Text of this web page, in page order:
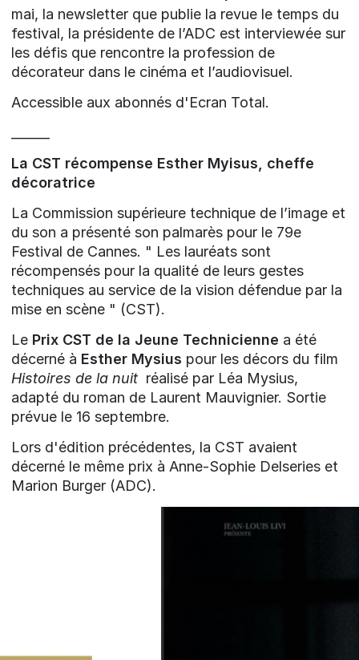
mai, la newsletter que publie la revue le temps du
festival, la présidente de l’ADC est interviewée sur
les défis que rencontre la profession de
décorateur dans le cinéma et l’audiovisuel.
Accessible aux abonnés d'Ecran Total.
La CST récompense Esther Myisus, cheffe
décoratrice
La Commission supérieure technique de l’image et
du son a présenté son palmarès pour le 79e
Festival de Cannes. " Les lauréats sont
récompensés pour la qualité de leurs gestes
techniques au service de la vision défendue par la
mise en scène " (CST).
Le Prix CST de la Jeune Technicienne a été
décerné à Esther Mysius pour les décors du film
Histoires de la nuit réalisé par Léa Mysius,
adapté du roman de Laurent Mauvignier. Sortie
prévue le 16 septembre.
Lors d'édition précédentes, la CST avaient
décerné le même prix à Anne-Sophie Delseries et
Marion Burger (ADC).